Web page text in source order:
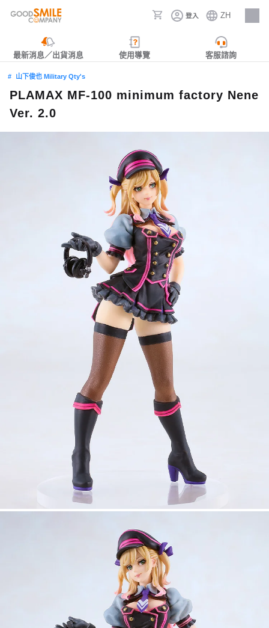
登入 ZH
人才招募
最新消息／出貨消息 使用導覽 客服諮詢
山下俊也 Military Qty's
PLAMAX MF-100 minimum factory Nene
Ver. 2.0